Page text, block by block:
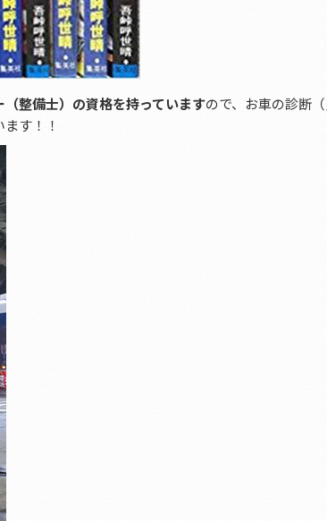
（整備士）の資格を持っていますので、お車の診断
す！！